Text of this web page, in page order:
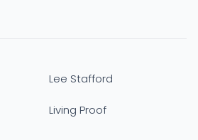
Lee Stafford
Living Proof